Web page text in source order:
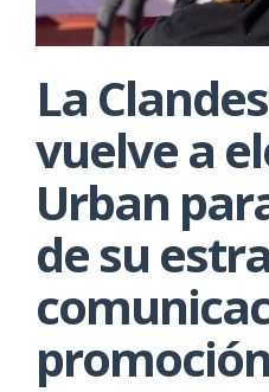
La
vuelve a
Urban
de su
promoción